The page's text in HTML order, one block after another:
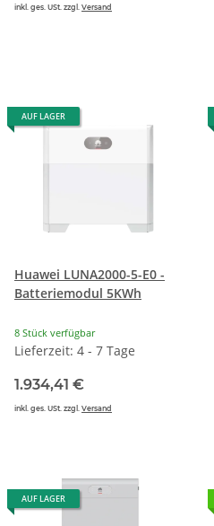
inkl. ges. USt. zzgl. Versand
AUF LAGER
Huawei LUNA2000-5-E0 -
Batteriemodul 5KWh
8 Stück verfügbar
Lieferzeit: 4 - 7 Tage
1.934,41 €
inkl. ges. USt. zzgl. Versand
AUF LAGER